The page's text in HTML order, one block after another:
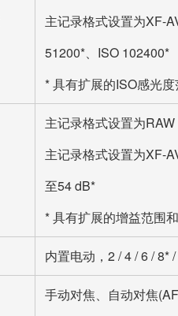
主记录格式设置为XF-
51200*、ISO 102400*
* 具有扩展的ISO感光
主记录格式设置为
主记录格式设置为XF-
至54 dB*
* 具有扩展的增益范围
内置电动，2 / 4 / 6 / 8*
手动对焦、自动对焦